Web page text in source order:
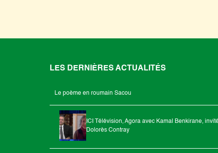
LES DERNIÈRES ACTUALITÉS
Le poème en roumain Sacou
ICI Télévision, Agora avec Kamal Benkirane,
Dolorès Contray